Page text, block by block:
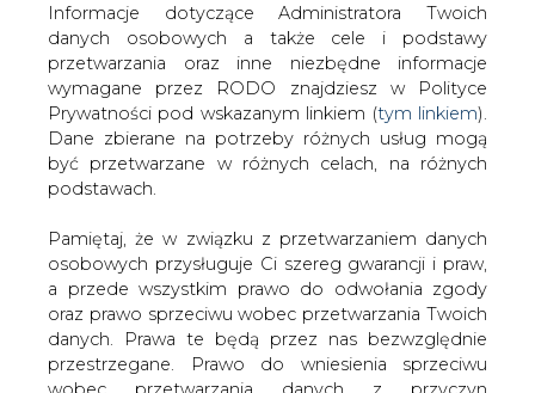
Informacje dotyczące Administratora Twoich
danych osobowych a także cele i podstawy
przetwarzania oraz inne niezbędne informacje
wymagane przez RODO znajdziesz w Polityce
Prywatności pod wskazanym linkiem (tym linkiem).
Dane zbierane na potrzeby różnych usług mogą
być przetwarzane w różnych celach, na różnych
podstawach.
Pamiętaj, że w związku z przetwarzaniem danych
osobowych przysługuje Ci szereg gwarancji i praw,
a przede wszystkim prawo do odwołania zgody
oraz prawo sprzeciwu wobec przetwarzania Twoich
danych. Prawa te będą przez nas bezwzględnie
przestrzegane. Prawo do wniesienia sprzeciwu
wobec przetwarzania danych z przyczyn
skomentuj
udostępnij:
Biomasa na TGE będzie jak Allegro
Prezes TGE Grzegorz Onichimowski
tłumaczy w rozmowie z CIRE, że parkiet